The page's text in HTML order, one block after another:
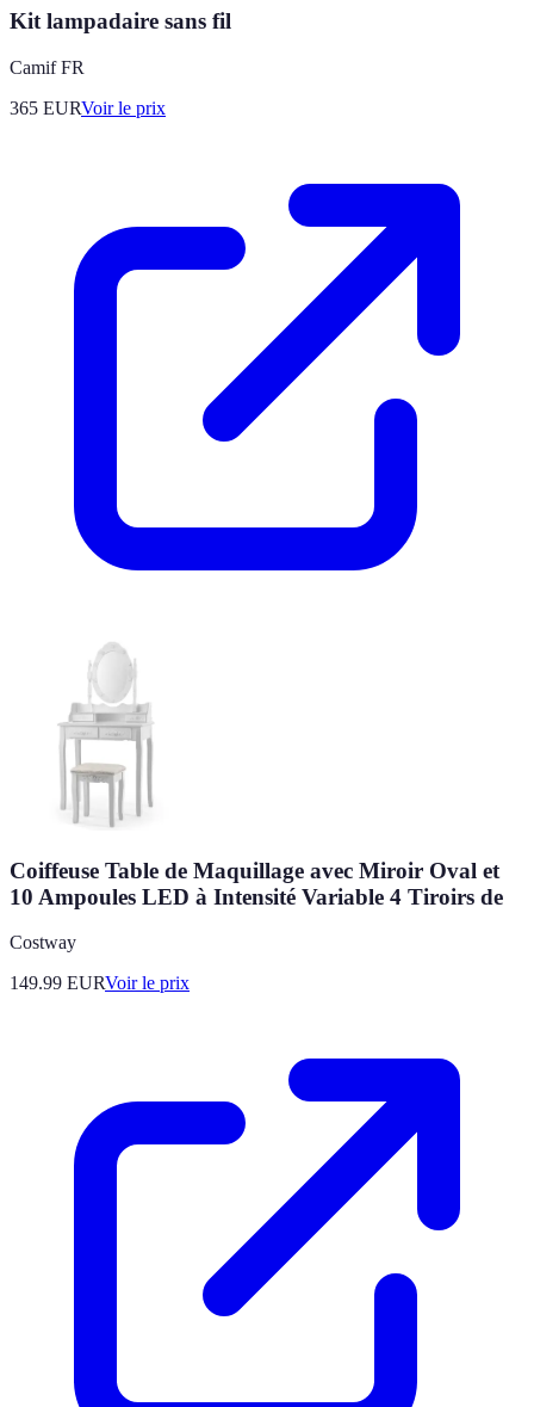
Kit lampadaire sans fil
Camif FR
365 EURVoir le prix
Coiffeuse Table de Maquillage avec Miroir Oval et
10 Ampoules LED à Intensité Variable 4 Tiroirs de
Costway
149.99 EURVoir le prix